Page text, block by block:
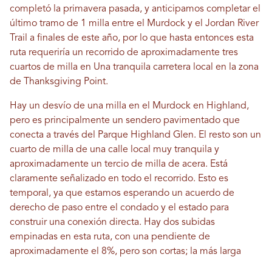
completó la primavera pasada, y anticipamos completar el
último tramo de 1 milla entre el Murdock y el Jordan River
Trail a finales de este año, por lo que hasta entonces esta
ruta requeriría un recorrido de aproximadamente tres
cuartos de milla en Una tranquila carretera local en la zona
de Thanksgiving Point.
Hay un desvío de una milla en el Murdock en Highland,
pero es principalmente un sendero pavimentado que
conecta a través del Parque Highland Glen. El resto son un
cuarto de milla de una calle local muy tranquila y
aproximadamente un tercio de milla de acera. Está
claramente señalizado en todo el recorrido. Esto es
temporal, ya que estamos esperando un acuerdo de
derecho de paso entre el condado y el estado para
construir una conexión directa. Hay dos subidas
empinadas en esta ruta, con una pendiente de
aproximadamente el 8%, pero son cortas; la más larga